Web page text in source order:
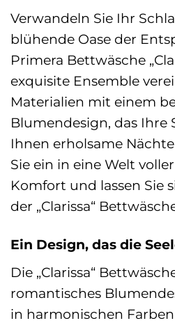
Verwandeln Sie Ihr
blühende Oase der
Primera Bettwäsche
exquisite Ensemble
Materialien mit einem
Blumendesign, das
Ihnen erholsame
Sie ein in eine Welt
Komfort und lassen Sie
der „Clarissa“
Ein Design, das die
Die „Clarissa“
romantisches
in harmonischen